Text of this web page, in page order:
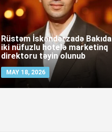
Rüstəm İskəndərzadə Bakıda
iki nüfuzlu hotelə marketinq
direktoru təyin olunub
MAY 18, 2026